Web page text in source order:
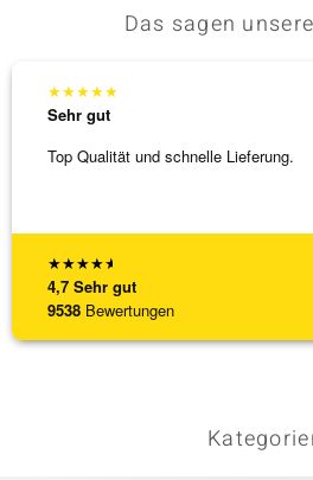
Das sagen
★★★★★
4,7 Sehr gut
9538 Bewertungen
★★★★★
Sehr gut
Top Qualität und schnelle Lieferung.